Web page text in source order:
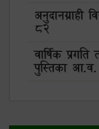
82
वार्षिक प्रगति
पुस्तिका